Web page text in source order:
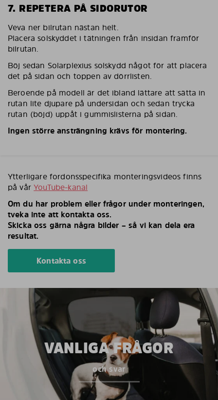
7. REPETERA PÅ SIDORUTOR
Veva ner bilrutan nästan helt.
Placera solskyddet i tätningen från insidan framför
bilrutan.
Böj sedan Solarplexius solskydd något för att placera
det på sidan och toppen av dörrlisten.
Beroende på modell är det ibland lättare att sätta in
rutan lite djupare på undersidan och sedan trycka
rutan (böjd) uppåt i gummislisterna på sidan.
Ingen större ansträngning krävs för montering.
Ytterligare fordonsspecifika monteringsvideos finns
på vårYouTube-kanal
Om du har problem eller frågor under monteringen,
tveka inte att kontakta oss.
Skicka oss gärna några bilder – så vi kan dela era
resultat.
Kontakta oss
VANLIGA FRÅGOR
och svar